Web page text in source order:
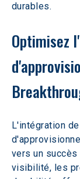
durables.
Optimisez
L'intégration
vers un
visibilité, les